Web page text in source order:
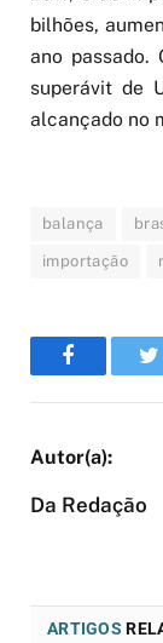
bilhões,
ano passado.
superávit de
alcançado no
balança
importação
Facebook
Da Redação
ARTIGOS